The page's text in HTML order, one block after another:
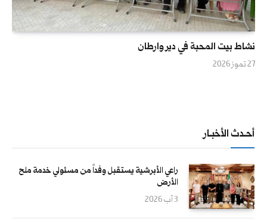
نشاط بيت المحبة في دير وارطان
27 تموز 2026
أحــدث الأخبــار
راعي الأبرشية يستقبل وفداً من مسئولي خدمة ملح
الأرض
3 آب 2026